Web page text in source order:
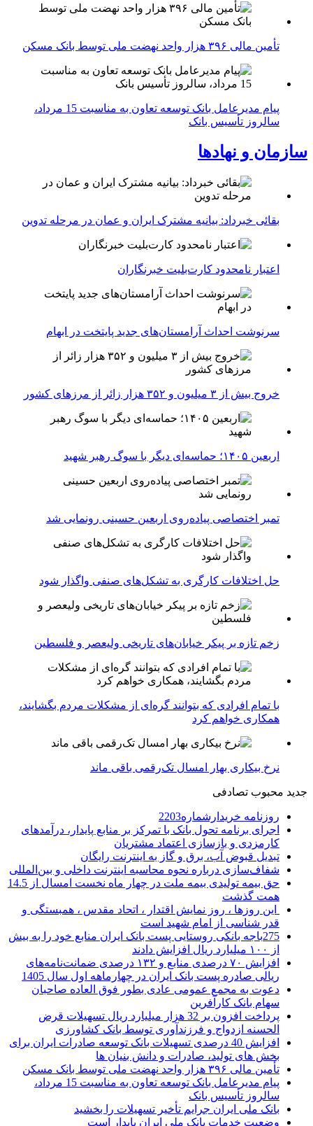
تأمین مالی ۳۹۶ هزار واحد نهضت ملی توسط بانک مسکن
پیام مدیرعامل بانک توسعه تعاون به مناسبت 15 مرداد،
سالروز تأسیس بانک
سازمان و نهادها
بقائی خبرداد: بیانیه مشترک ایران و عمان در مرحله تدوین
اعتبار نامحدود کارت‌بلیت خبرنگاران
سرنوشت احداث آرامستان‌های جدید پایتخت در ابهام
خروج بیش از ۳ میلیون و ۳۵۲ هزار زائر از مرزهای کشور
اربعین ۱۴۰۵؛ حماسه‌ای دیگر با سوگ رهبر شهید
تمبر اختصاصی پیاده‌روی اربعین حسینی رونمایی شد
حل اختلافات کارگری به تشکل‌های صنفی واگذار شود
زخم تازه بر پیکر خیابان‌های تاریخی ولیعصر و فلسطین
با تمام افرادی که بتوانند گره‌ای از مشکلات مردم بگشایند،
همکاری خواهم کرد
نرخ بیکاری بهار امسال تک‌رقمی باقی ماند
جدید محبوب تصادفی
روزنامه خریدارشماره2203
اجرای برنامه تحول بانک با تمرکز بر منابع پایدار، درآمدهای
کارمزدی و بازسازی اعتماد مشتریان
تبدیل قبوض آب، برق و گاز به اینترنت رایگان
شفاف‌سازی درباره نحوه محاسبه اینترنت داخلی و بین‌المللی
حق بیمه تولیدی بیمه ملت در چهار ماه نخست امسال از 14.5
همت گذشت
این روزها ، روز نمایش اقتدار ، اتحاد مقدس ، همبستگی و
قدر شناسی از امام شهید است
275باجه بانکی روستایی پست بانک ایران منابع خود را به بیش
از ۱۰۰ میلیارد ریال افزایش دادند
افزایش ۷۰ درصدی منابع و ۱۳۲ درصدی ضمانت‌نامه‌های
ریالی صادره پست بانک ایران در چهارماهه اول سال 1405
دعوت به مجمع عمومی عادی بطور فوق العاده صاحبان
سهام بانک کارآفرین
پرداخت افزون بر 32 هزار میلیارد ریال تسهیلات قرض
الحسنه ازدواج و فرزندآوری توسط بانک کشاورزی
افزایش 40 درصدی تسهیلات بانک توسعه صادرات ایران برای
بخش های تولید، صادرات و دانش بنیان ها
تأمین مالی ۳۹۶ هزار واحد نهضت ملی توسط بانک مسکن
پیام مدیرعامل بانک توسعه تعاون به مناسبت 15 مرداد،
سالروز تأسیس بانک
بانک ملی ایران جرایم تأخیر تسهیلات را بخشید
وضعیت خدمات بانک ملی ایران پایدار است